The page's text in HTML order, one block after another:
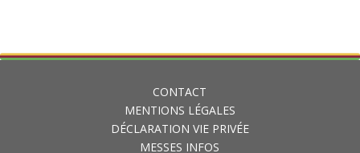
CONTACT
MENTIONS LÉGALES
DÉCLARATION VIE PRIVÉE
MESSES INFOS